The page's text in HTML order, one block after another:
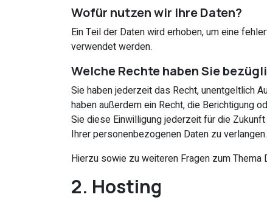
Wofür nutzen wir Ihre Daten?
Ein Teil der Daten wird erhoben, um eine
verwendet werden.
Welche Rechte haben Sie
Sie haben jederzeit das Recht, unentgeltlich
haben außerdem ein Recht, die Berichtigung
Sie diese Einwilligung jederzeit für die
Ihrer personenbezogenen Daten zu
Hierzu sowie zu weiteren Fragen zum
2. Hosting